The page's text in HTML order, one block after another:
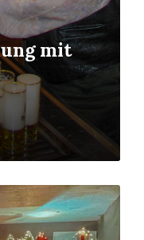
mit